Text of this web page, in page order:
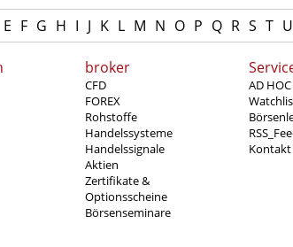
E F G H I J K L M N O P Q R S T U
broker
CFD
FOREX
Rohstoffe
Handelssysteme
Handelssignale
Aktien
Zertifikate &
Optionsscheine
Börsenseminare
AD
Kontakt